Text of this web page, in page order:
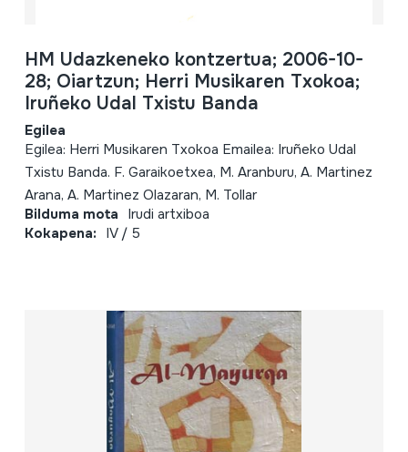
HM Udazkeneko kontzertua; 2006-10-
28; Oiartzun; Herri Musikaren Txokoa;
Iruñeko Udal Txistu Banda
Egilea
Egilea: Herri Musikaren Txokoa Emailea: Iruñeko Udal
Txistu Banda. F. Garaikoetxea, M. Aranburu, A. Martinez
Arana, A. Martinez Olazaran, M. Tollar
Bilduma mota Irudi artxiboa
Kokapena: IV / 5